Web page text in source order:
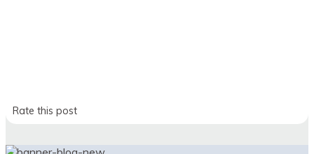
Rate this post